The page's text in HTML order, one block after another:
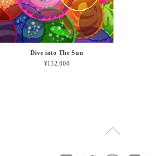
Dive into The Sun
¥132,000